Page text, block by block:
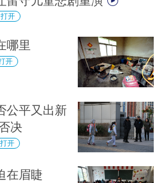
开
哪里
开
公平又出新
决
开
在眉睫